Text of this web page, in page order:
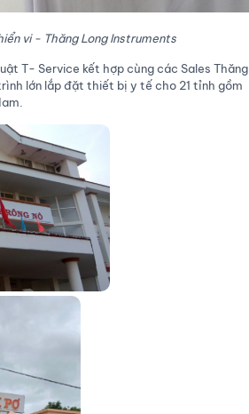
vi - Thăng Long Instruments
T- Service kết hợp cùng các Sales Thăng
lớn lắp đặt thiết bị y tế cho 21 tỉnh gồm